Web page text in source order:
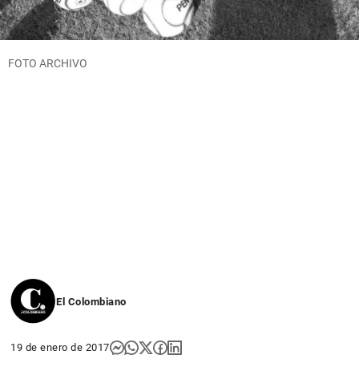
FOTO ARCHIVO
El Colombiano
19 de enero de 2017